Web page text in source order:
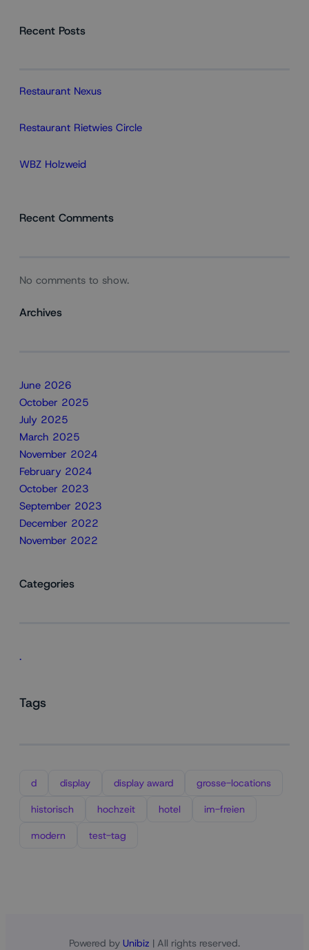
Recent Posts
Restaurant Nexus
Restaurant Rietwies Circle
WBZ Holzweid
Recent Comments
No comments to show.
Archives
June 2026
October 2025
July 2025
March 2025
November 2024
February 2024
October 2023
September 2023
December 2022
November 2022
Categories
.
Tags
d display display award grosse-locations
historisch hochzeit hotel im-freien
modern test-tag
Powered by Unibiz | All rights reserved.